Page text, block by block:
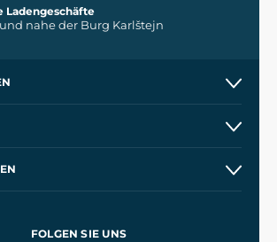
Ladengeschäfte
nahe der Burg Karlštejn
FOLGEN SIE UNS